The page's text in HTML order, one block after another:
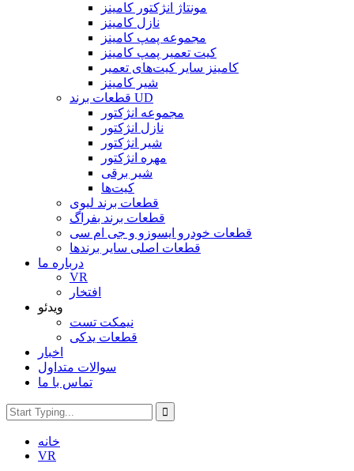
مونتاژ انژکتور کامینز
نازل کامینز
مجموعه پمپ کامینز
کیت تعمیر پمپ کامینز
کامینز سایر کیت‌های تعمیر
شیر کامینز
قطعات برند UD
مجموعه انژکتور
نازل انژکتور
شیر انژکتور
مهره انژکتور
شیر برقی
کیت‌ها
قطعات برند لیوی
قطعات برند بفراگ
قطعات خودرو ایسوزو و جی ام سی
قطعات اصلی سایر برندها
درباره ما
VR
افتخار
ویدئو
نیمکت تست
قطعات یدکی
اخبار
سوالات متداول
تماس با ما
خانه
VR